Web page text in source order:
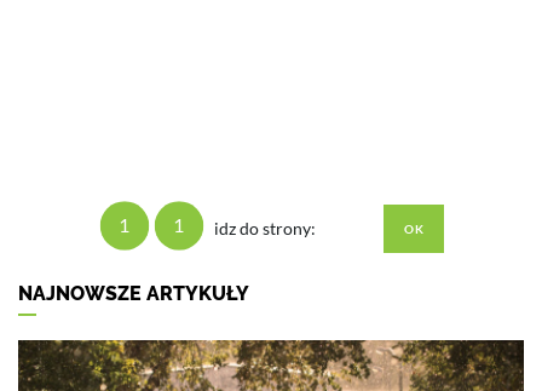
1 1 idz do strony:
NAJNOWSZE ARTYKUŁY